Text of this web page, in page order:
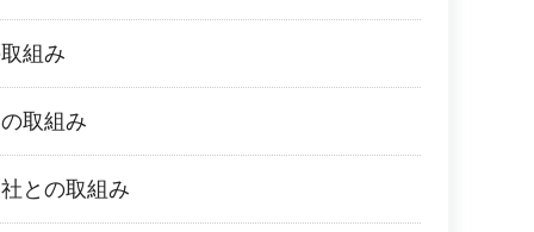
組み
取組み
との取組み